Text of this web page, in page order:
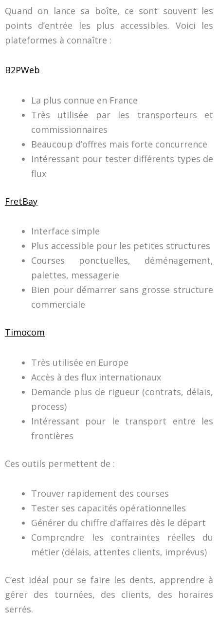
Quand on lance sa boîte, ce sont souvent les
points d’entrée les plus accessibles. Voici les
plateformes à connaître :
B2PWeb
La plus connue en France
Très utilisée par les transporteurs et
commissionnaires
Beaucoup d’offres mais forte concurrence
Intéressant pour tester différents types de
flux
FretBay
Interface simple
Plus accessible pour les petites structures
Courses ponctuelles, déménagement,
palettes, messagerie
Bien pour démarrer sans grosse structure
commerciale
Timocom
Très utilisée en Europe
Accès à des flux internationaux
Demande plus de rigueur (contrats, délais,
process)
Intéressant pour le transport entre les
frontières
Ces outils permettent de :
Trouver rapidement des courses
Tester ses capacités opérationnelles
Générer du chiffre d’affaires dès le départ
Comprendre les contraintes réelles du
métier (délais, attentes clients, imprévus)
C’est idéal pour se faire les dents, apprendre à
gérer des tournées, des clients, des horaires
serrés.